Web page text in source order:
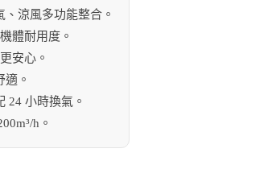
涼風多功能整合。
體耐用度。
安心。
適。
24 小時換氣。
h。